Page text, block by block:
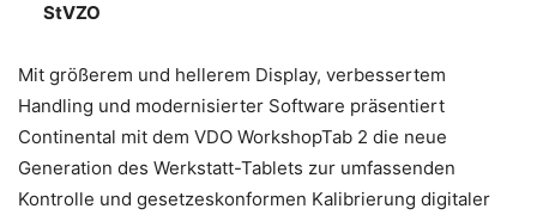
StVZO
Mit größerem und hellerem Display, verbessertem
Handling und modernisierter Software präsentiert
Continental mit dem VDO WorkshopTab 2 die neue
Generation des Werkstatt-Tablets zur umfassenden
Kontrolle und gesetzeskonformen Kalibrierung digitaler